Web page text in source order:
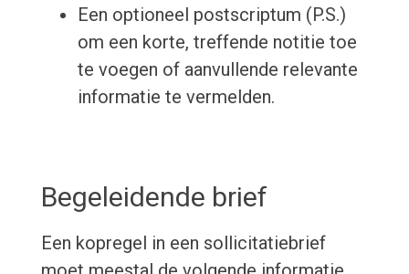
Een optioneel postscriptum (P.S.)
om een korte, treffende notitie toe
te voegen of aanvullende relevante
informatie te vermelden.
Begeleidende brief
Een kopregel in een sollicitatiebrief